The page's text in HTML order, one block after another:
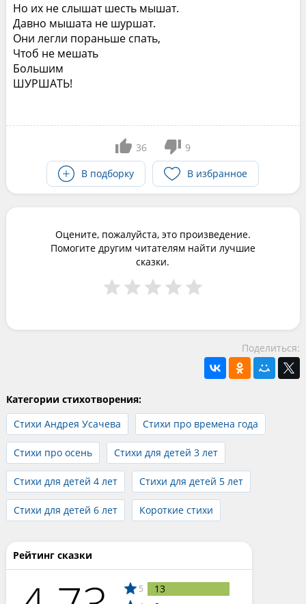
Но их не слышат шесть мышат.
Давно мышата не шуршат.
Они легли пораньше спать,
Чтоб не мешать
Большим
ШУРШАТЬ!
36
9
В подборку
В избранное
Оцените, пожалуйста, это произведение.
Помогите другим читателям найти лучшие
сказки.
Поделиться:
Категории стихотворения:
Стихи Андрея Усачева
Стихи про времена года
Стихи про осень Стихи для детей 3 лет
Стихи для детей 4 лет Стихи для детей 5 лет
Стихи для детей 6 лет Короткие стихи
Рейтинг сказки
5 13